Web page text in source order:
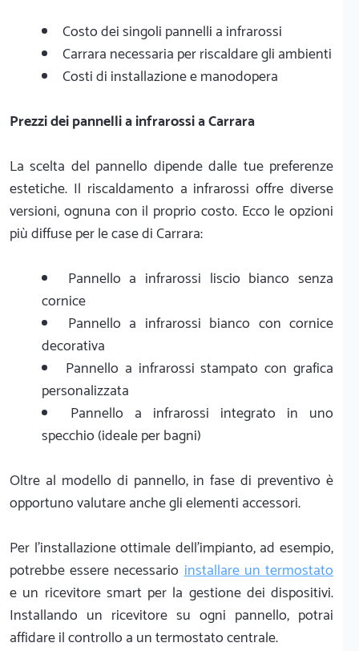
Costo dei singoli pannelli a infrarossi
Carrara necessaria per riscaldare gli ambienti
Costi di installazione e manodopera
Prezzi dei pannelli a infrarossi a Carrara
La scelta del pannello dipende dalle tue preferenze
estetiche. Il riscaldamento a infrarossi offre diverse
versioni, ognuna con il proprio costo. Ecco le opzioni
più diffuse per le case di Carrara:
Pannello a infrarossi liscio bianco senza
cornice
Pannello a infrarossi bianco con cornice
decorativa
Pannello a infrarossi stampato con grafica
personalizzata
Pannello a infrarossi integrato in uno
specchio (ideale per bagni)
Oltre al modello di pannello, in fase di preventivo è
opportuno valutare anche gli elementi accessori.
Per l'installazione ottimale dell'impianto, ad esempio,
potrebbe essere necessarioinstallare un termostato
e un ricevitore smart per la gestione dei dispositivi.
Installando un ricevitore su ogni pannello, potrai
affidare il controllo a un termostato centrale.